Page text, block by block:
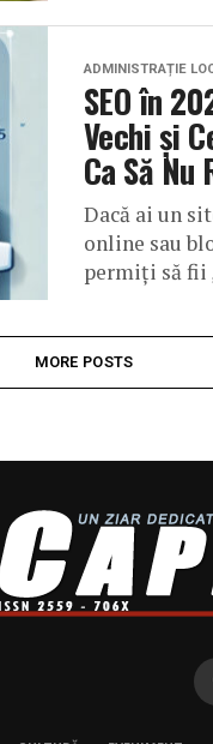
ADMINISTRAȚIE
SEO în
Vechi și
Ca Să Nu
Dacă ai un
online sau
permiți să fii
MORE POSTS